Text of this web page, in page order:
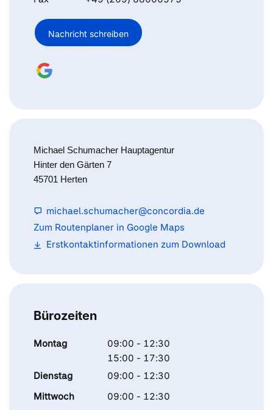
Nachricht schreiben
Michael Schumacher Hauptagentur
Hinter den Gärten 7
45701 Herten
michael.schumacher@concordia.de
Zum Routenplaner in Google Maps
Erstkontaktinformationen zum Download
Bürozeiten
Montag
09:00 - 12:30
15:00 - 17:30
Dienstag
09:00 - 12:30
Mittwoch
09:00 - 12:30